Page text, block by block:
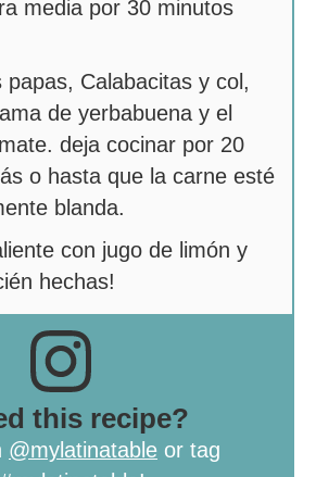
media por 30 minutos
papas, Calabacitas y col,
de yerbabuena y el
deja cocinar por 20
o hasta que la carne esté
blanda.
con jugo de limón y
hechas!
this recipe?
@mylatinatable or tag